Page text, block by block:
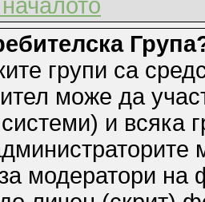
групи са
може да
и всяка
модератори